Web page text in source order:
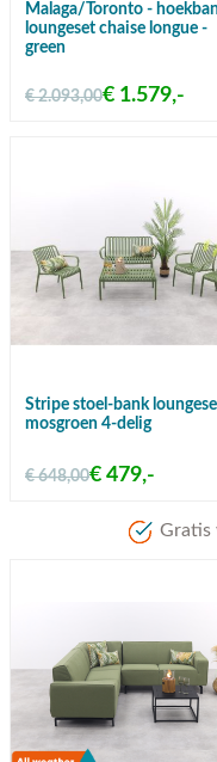
Malaga/Toronto -
loungeset chaise longue -
green
€ 2.093,00€ 1.579,-
Stripe stoel-bank
mosgroen 4-delig
€ 648,00€ 479,-
Gratis